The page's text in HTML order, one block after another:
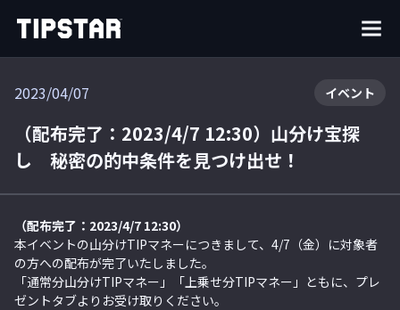
2023/04/07 イベント
（配布完了：2023/4/7 12:30）山分け宝探
し 秘密の的中条件を見つけ出せ！
（配布完了：2023/4/7 12:30）
本イベントの山分けTIPマネーにつきまして、4/7（金）に対象者
の方への配布が完了いたしました。
「通常分山分けTIPマネー」「上乗せ分TIPマネー」ともに、プレ
ゼントタブよりお受け取りください。